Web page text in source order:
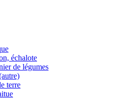
échalote
de légumes
terre